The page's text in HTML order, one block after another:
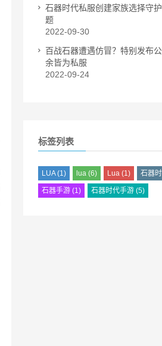
石器时代私服创建家族选择守
题
2022-09-30
百战石器遭遇仿冒？特别发布
余皆为私服
2022-09-24
标签列表
LUA(1) lua (6) Lua (1) 石器
石器手游 (1) 石器时代手游 (5)